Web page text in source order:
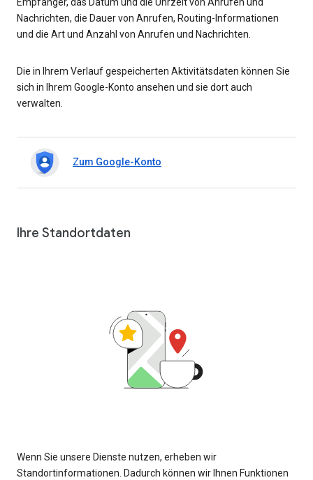
Empfänger, das Datum und die Uhrzeit von Anrufen und
Nachrichten, die Dauer von Anrufen, Routing-Informationen
und die Art und Anzahl von Anrufen und Nachrichten.
Die in Ihrem Verlauf gespeicherten Aktivitätsdaten können Sie
sich in Ihrem Google-Konto ansehen und sie dort auch
verwalten.
Zum Google-Konto
Ihre Standortdaten
Wenn Sie unsere Dienste nutzen, erheben wir
Standortinformationen. Dadurch können wir Ihnen Funktionen